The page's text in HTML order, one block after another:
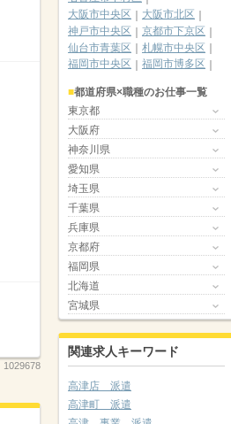
1029678
大阪市中央区
大阪市北区
神戸市中央区
京都市下京区
仙台市青葉区
札幌市中央区
福岡市中央区
福岡市博多区
都道府県×職種のお仕事一覧
東京都
大阪府
神奈川県
愛知県
埼玉県
千葉県
兵庫県
京都府
福岡県
北海道
宮城県
関連求人キーワード
高津店 派遣
高津町 派遣